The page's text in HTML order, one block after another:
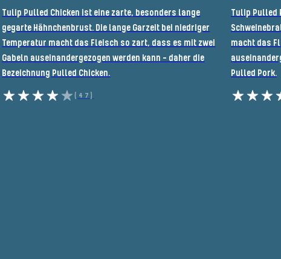
Tulip Pulled Chicken ist eine zarte, besonders lange
gegarte Hähnchenbrust. Die lange Garzeit bei niedriger
Temperatur macht das Fleisch so zart, dass es mit zwei
Gabeln auseinandergezogen werden kann - daher die
Bezeichnung Pulled Chicken.
(47)
Tulip Pulled
macht das
Pulled Pork.